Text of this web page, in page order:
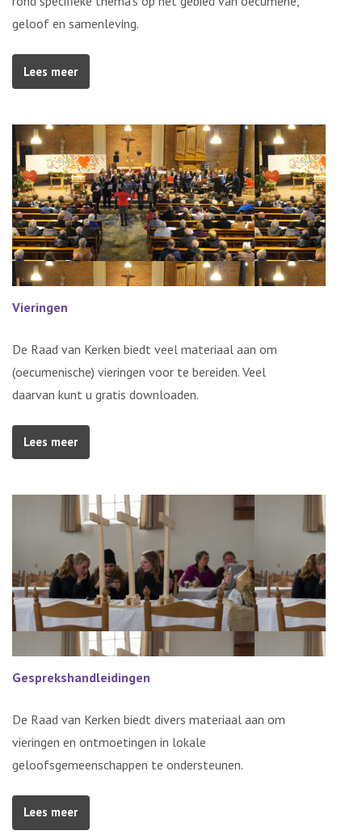
geloof en samenleving.
Lees meer
Vieringen
De Raad van Kerken biedt veel materiaal aan om
(oecumenische) vieringen voor te bereiden. Veel
daarvan kunt u gratis downloaden.
Lees meer
Gesprekshandleidingen
De Raad van Kerken biedt divers materiaal aan om
vieringen en ontmoetingen in lokale
geloofsgemeenschappen te ondersteunen.
Lees meer